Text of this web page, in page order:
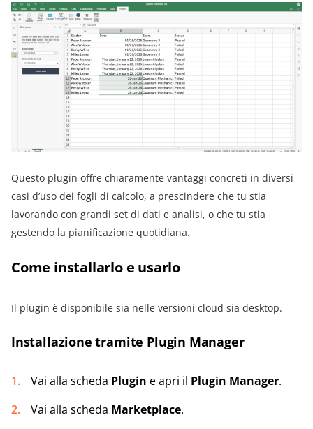
Questo plugin offre chiaramente vantaggi concreti in diversi
casi d’uso dei fogli di calcolo, a prescindere che tu stia
lavorando con grandi set di dati e analisi, o che tu stia
gestendo la pianificazione quotidiana.
Come installarlo e usarlo
Il plugin è disponibile sia nelle versioni cloud sia desktop.
Installazione tramite Plugin Manager
Vai alla scheda Plugin e apri il Plugin Manager.
Vai alla scheda Marketplace.